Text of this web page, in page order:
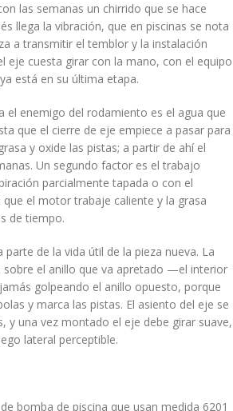
las semanas un chirrido que se hace
llega la vibración, que en piscinas se nota
a transmitir el temblor y la instalación
eje cuesta girar con la mano, con el equipo
está en su última etapa.
el enemigo del rodamiento es el agua que
que el cierre de eje empiece a pasar para
y oxide las pistas; a partir de ahí el
Un segundo factor es el trabajo
parcialmente tapada o con el
el motor trabaje caliente y la grasa
de tiempo.
parte de la vida útil de la pieza nueva. La
sobre el anillo que va apretado —el interior
golpeando el anillo opuesto, porque
y marca las pistas. El asiento del eje se
y una vez montado el eje debe girar suave,
lateral perceptible.
bomba de piscina que usan medida 6201